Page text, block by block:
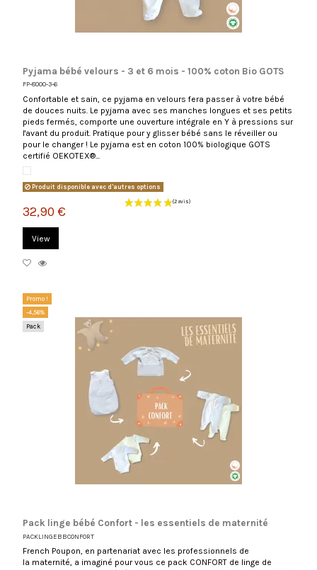
Pyjama bébé velours - 3 et 6 mois - 100% coton Bio GOTS
FP-8000-3-6
Confortable et sain, ce pyjama en velours fera passer à votre bébé
de douces nuits. Le pyjama avec ses manches longues et ses petits
pieds fermés, comporte une ouverture intégrale en Y à pressions sur
l'avant du produit. Pratique pour y glisser bébé sans le réveiller ou
pour le changer ! Le pyjama est en coton 100% biologique GOTS
certifié OEKOTEX®...
Blanc
Produit disponible avec d'autres options
32,90 €
View
Promo !
-4,56%
Pack
Pack linge bébé Confort - les essentiels de maternité
PACKLINGEBBCONFORT
French Poupon, en partenariat avec les professionnels de
la maternité, a imaginé pour vous ce pack CONFORT de linge de